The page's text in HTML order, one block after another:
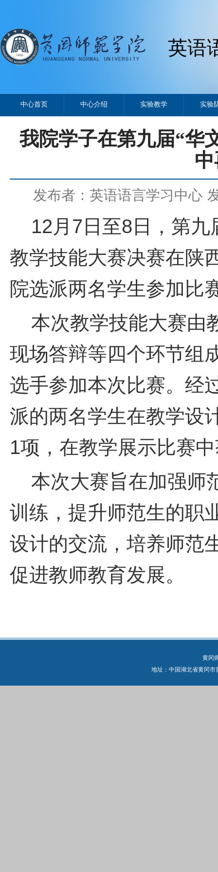
英语
中心首页 中心介绍 实验教学 实验
我院学子在第九届“华
发布者：英语语言学习中心
12月7日至8日，第九
教学技能大赛决赛在陕
院选派两名学生参加比
本次教学技能大赛由
现场答辩等四个环节组
选手参加本次比赛。经
派的两名学生在教学设
1项，在教学展示比赛
本次大赛旨在加强师
训练，提升师范生的职
设计的交流，培养师范
促进教师教育发展。
黄冈
地址：中国湖北省黄冈